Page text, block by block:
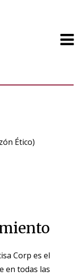
Ético)
Corp es el
en todas las